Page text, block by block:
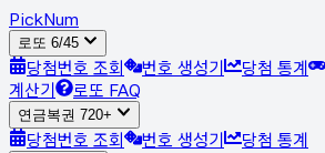
PickNum
로또 6/45
당첨번호 조회 번호 생성기 당첨 통계
계산기
로또 FAQ
연금복권 720+
당첨번호 조회 번호 생성기 당첨 통계